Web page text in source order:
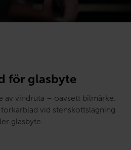
för glasbyte
av vindruta – oavsett bilmärke.
vid stenskottslagning
glasbyte.